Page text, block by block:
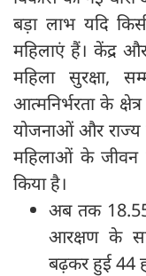
बड़ा लाभ यदि
महिलाएं हैं। केंद्र
महिला सुरक्षा,
आत्मनिर्भरता के
योजनाओं और राज्य
महिलाओं के जीवन
किया है।
अब तक
आरक्षण के
बढ़कर हुई 44